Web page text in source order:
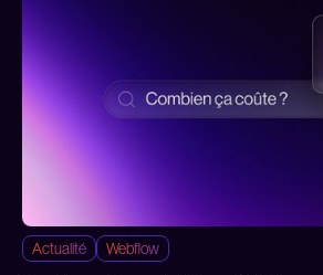
Actualité Webflow